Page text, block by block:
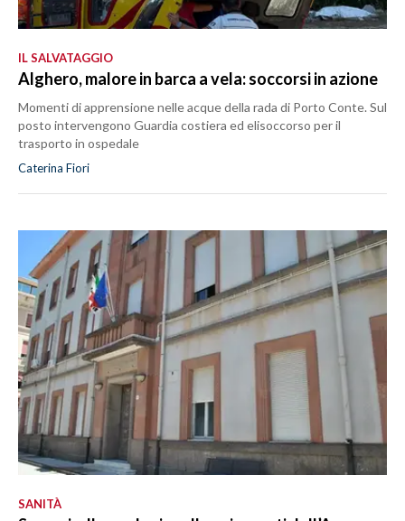
IL SALVATAGGIO
Alghero, malore in barca a vela: soccorsi in azione
Momenti di apprensione nelle acque della rada di Porto Conte. Sul
posto intervengono Guardia costiera ed elisoccorso per il
trasporto in ospedale
Caterina Fiori
SANITÀ